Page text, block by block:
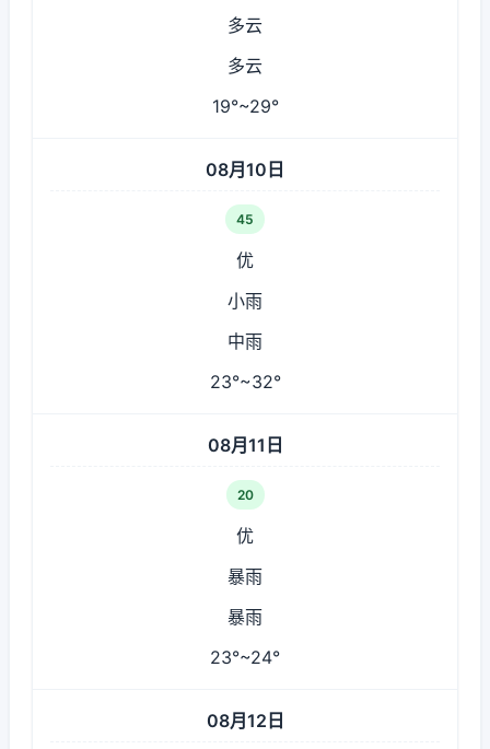
多云
多云
19°~29°
08月10日
45
优
小雨
中雨
23°~32°
08月11日
20
优
暴雨
暴雨
23°~24°
08月12日